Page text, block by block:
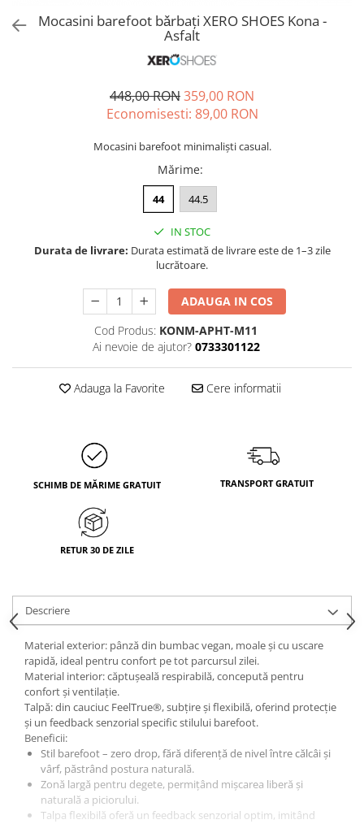
Șosete-pantofi
ReduceriMocasini barefoot bǎrbați XERO SHOES Kona -
Asfalt
448,00 RON359,00 RON
Economisesti: 89,00 RON
Mocasini barefoot minimaliști casual.
Mărime:
44 44.5
IN STOC
Durata de livrare: Durata estimată de livrare este de 1–3 zile
lucrătoare.
ADAUGA IN COS
Cod Produs: KONM-APHT-M11
Ai nevoie de ajutor? 0733301122
Adauga la Favorite Cere informatii
SCHIMB DE MĂRIME GRATUIT TRANSPORT GRATUIT
RETUR 30 DE ZILE
Descriere
Material exterior: pânză din bumbac vegan, moale și cu uscare
rapidă, ideal pentru confort pe tot parcursul zilei.
Material interior: căptușeală respirabilă, concepută pentru
confort și ventilație.
Talpă: din cauciuc FeelTrue®, subțire și flexibilă, oferind protecție
și un feedback senzorial specific stilului barefoot.
Beneficii:
Stil barefoot – zero drop, fără diferență de nivel între călcâi și
vârf, păstrând postura naturală.
Zonă largă pentru degete, permițând mișcarea liberă și
naturală a piciorului.
Talpa flexibilă oferă un feedback senzorial optim, imitând